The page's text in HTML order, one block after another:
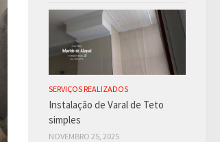
SERVIÇOS REALIZADOS
Instalação de Varal de Teto
simples
NOVEMBRO 25, 2025